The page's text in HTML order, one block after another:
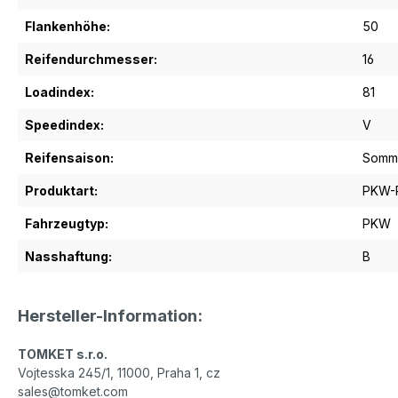
Flankenhöhe: 50
Reifendurchmesser: 16
Loadindex: 81
Speedindex: V
Reifensaison:
Produktart:
Fahrzeugtyp: PKW
Nasshaftung: B
Hersteller-Information:
TOMKET s.r.o.
Vojtesska 245/1, 11000, Praha 1, cz
sales@tomket.com